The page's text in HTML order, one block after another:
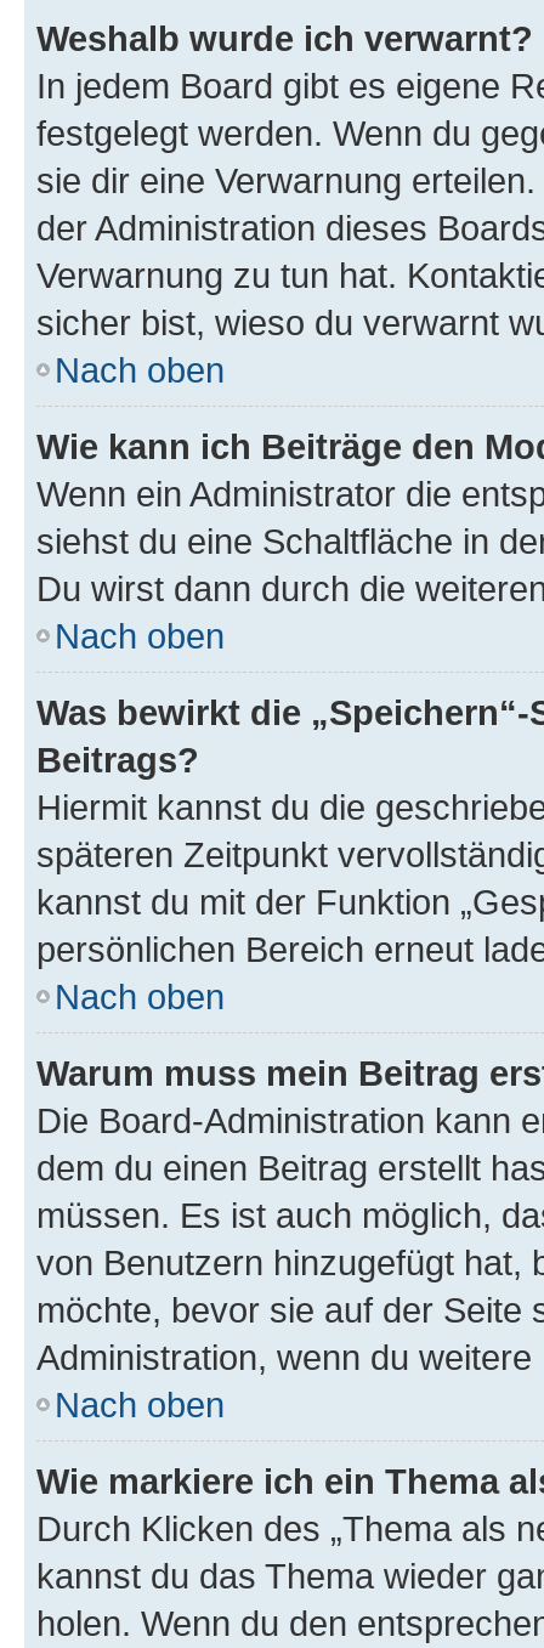
Weshalb wurde ich verwarnt?
In jedem Board gibt es eigene
festgelegt werden. Wenn du
sie dir eine Verwarnung
der Administration dieses
Verwarnung zu tun hat.
sicher bist, wieso du verwarnt
Nach oben
Wie kann ich Beiträge den
Wenn ein Administrator die
siehst du eine Schaltfläche in
Du wirst dann durch die
Nach oben
Was bewirkt die
Beitrags?
Hiermit kannst du die
späteren Zeitpunkt
kannst du mit der Funktion
persönlichen Bereich erneut
Nach oben
Warum muss mein Beitrag
Die Board-Administration kann
dem du einen Beitrag erstellt
müssen. Es ist auch möglich,
von Benutzern hinzugefügt hat,
möchte, bevor sie auf der Seite
Administration, wenn du
Nach oben
Wie markiere ich ein Thema
Durch Klicken des „Thema als
kannst du das Thema wieder
holen. Wenn du den